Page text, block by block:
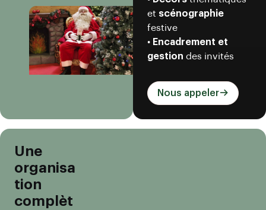
et scénographie
festive
• Encadrement et
gestion des invités
Nous appeler
Une
organisa
tion
complèt